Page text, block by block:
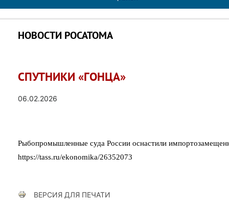
НОВОСТИ РОСАТОМА
СПУТНИКИ «ГОНЦА»
06.02.2026
Рыбопромышленные суда России оснастили
https://tass.ru/ekonomika/26352073
ВЕРСИЯ ДЛЯ ПЕЧАТИ